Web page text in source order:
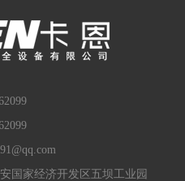
国家经济开发区五坝工业园